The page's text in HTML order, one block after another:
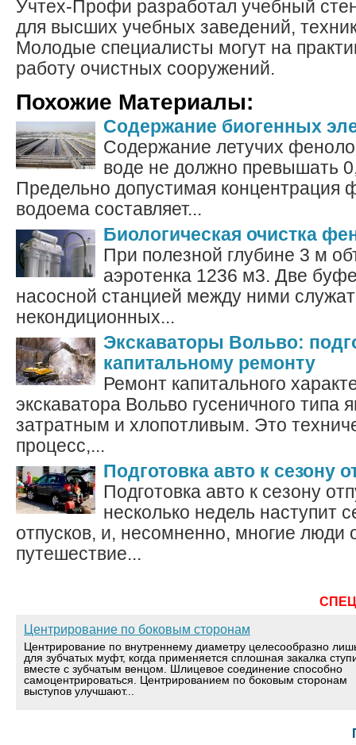
Учтех-Профи разработал учебный
для высших учебных заведений,
Молодые специалисты могут на
работу очистных сооружений.
Похожие Материалы:
Содержание биогенных
Содержание летучих
воде не должно превышать
Предельно допустимая концентрация
водоема составляет...
Биологическая очистка
При полезной глубине 3 м
аэротенка 1236 м3. Две
насосной станцией между ними
некондиционных...
Экскаваторы Вольво:
капитальному ремонту
Ремонт капитального
экскаватора Вольво гусеничного типа
затратным и хлопотливым. Это
процесс,...
Подготовка авто к сезону
Подготовка авто к сезону
несколько недель наступит
отпусков, и, несомненно, многие люди
путешествие...
Центрирование по боковым сторонам
Центрирование по внутреннему диаметру целесообразно
для зубчатых муфт, когда применяется сплошная закалка
вместе с зубчатым венцом. Шлицевое соединение способно
самоцентрироваться. Центрированием по боковым сторонам
выступов улучшают...